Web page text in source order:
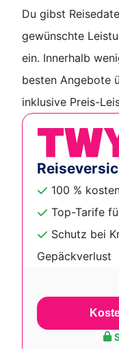
Du gibst
gewünschte
ein. Innerhalb
besten Angebote
inklusive Preis-
100 %
Top-Tarife
Schutz bei
Gepäckverlust